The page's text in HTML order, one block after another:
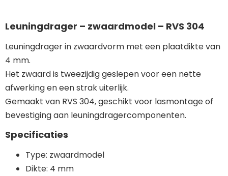
Leuningdrager – zwaardmodel – RVS 304
Leuningdrager in zwaardvorm met een plaatdikte van
4 mm.
Het zwaard is tweezijdig geslepen voor een nette
afwerking en een strak uiterlijk.
Gemaakt van RVS 304, geschikt voor lasmontage of
bevestiging aan leuningdragercomponenten.
Specificaties
Type: zwaardmodel
Dikte: 4 mm